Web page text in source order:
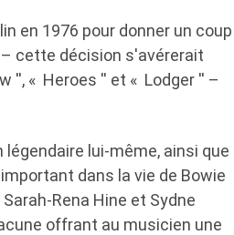
en 1976 pour donner un coup
cette décision s'avérerait
'', « Heroes '' et « Lodger '' –
lui-même, ainsi que
dans la vie de Bowie
Rena Hine et Sydne
offrant au musicien une